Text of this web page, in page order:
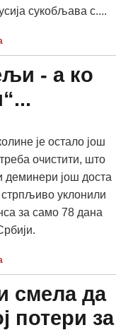
сукобљава с....
- а ко
је остало још
очистити, што
деминери још доста
уклонили
за само 78 дана
смела да
потери за